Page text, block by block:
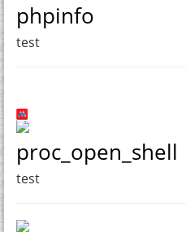
phpinfo
test
proc_open_shell
test